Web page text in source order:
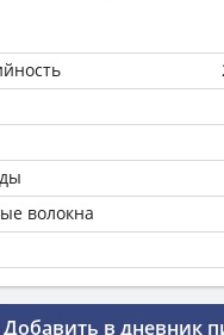
волокна
Добавить в дневник